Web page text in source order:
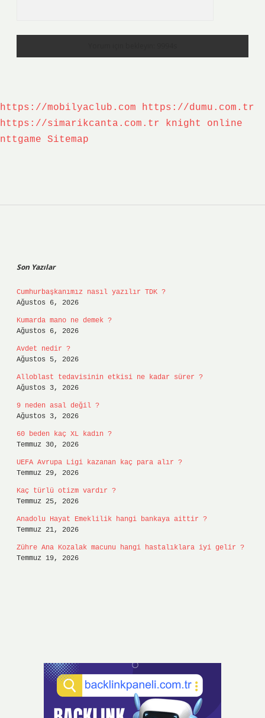
https://mobilyaclub.com
https://dumu.com.tr
https://simarikcanta.com.tr
knight online
nttgame
Sitemap
Son Yazılar
Cumhurbaşkanımız nasıl yazılır TDK ?
Ağustos 6, 2026
Kumarda mano ne demek ?
Ağustos 6, 2026
Avdet nedir ?
Ağustos 5, 2026
Alloblast tedavisinin etkisi ne kadar sürer ?
Ağustos 3, 2026
9 neden asal değil ?
Ağustos 3, 2026
60 beden kaç XL kadın ?
Temmuz 30, 2026
UEFA Avrupa Ligi kazanan kaç para alır ?
Temmuz 29, 2026
Kaç türlü otizm vardır ?
Temmuz 25, 2026
Anadolu Hayat Emeklilik hangi bankaya aittir ?
Temmuz 21, 2026
Zühre Ana Kozalak macunu hangi hastalıklara iyi gelir ?
Temmuz 19, 2026